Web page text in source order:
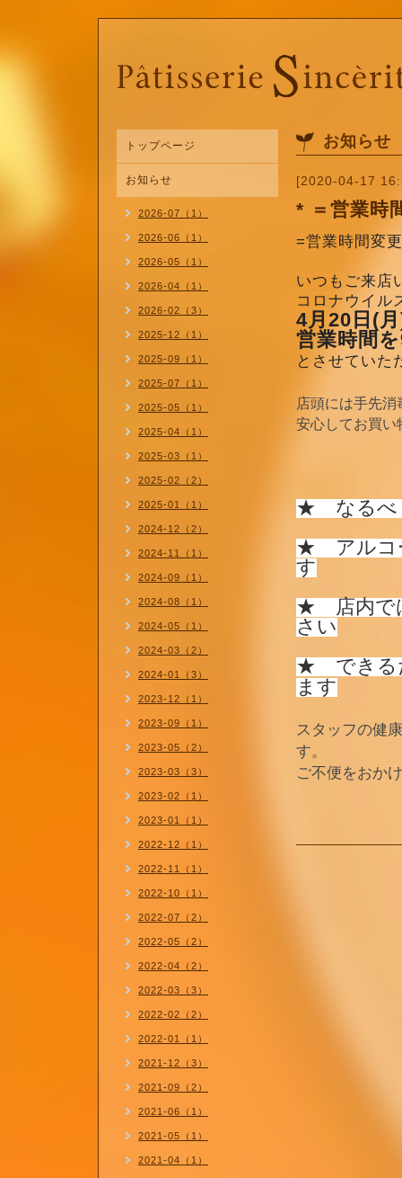
お知らせ
[2020-04-17
* ＝営業時
=営業時間変
いつもご来店
コロナウイル
4月20日(
営業時間
とさせていた
店頭には手先
安心してお買い
★ なるべ
★ アルコ
す
★ 店内で
さい
★ できる
ます
スタッフの健
す。
ご不便をおか
トップページ
お知らせ
2026-07（1）
2026-06（1）
2026-05（1）
2026-04（1）
2026-02（3）
2025-12（1）
2025-09（1）
2025-07（1）
2025-05（1）
2025-04（1）
2025-03（1）
2025-02（2）
2025-01（1）
2024-12（2）
2024-11（1）
2024-09（1）
2024-08（1）
2024-05（1）
2024-03（2）
2024-01（3）
2023-12（1）
2023-09（1）
2023-05（2）
2023-03（3）
2023-02（1）
2023-01（1）
2022-12（1）
2022-11（1）
2022-10（1）
2022-07（2）
2022-05（2）
2022-04（2）
2022-03（3）
2022-02（2）
2022-01（1）
2021-12（3）
2021-09（2）
2021-06（1）
2021-05（1）
2021-04（1）